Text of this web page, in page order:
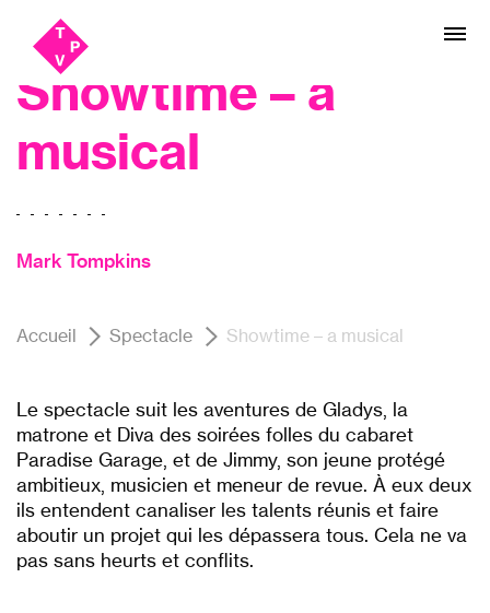
Aller
au
menu
Aller au
contenu
danse, musique, Théâtre
Showtime – a
musical
Mark Tompkins
Accueil Spectacle Showtime – a musical
Le spectacle suit les aventures de Gladys, la
matrone et Diva des soirées folles du cabaret
Paradise Garage, et de Jimmy, son jeune protégé
ambitieux, musicien et meneur de revue. À eux deux
ils entendent canaliser les talents réunis et faire
aboutir un projet qui les dépassera tous. Cela ne va
pas sans heurts et conflits.